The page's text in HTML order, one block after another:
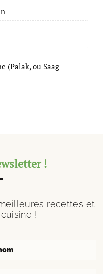
(Palak, ou Saag
!
recettes et
!